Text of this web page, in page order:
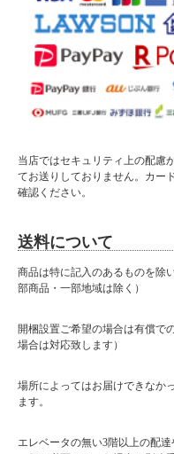
離島、山間部など一部地域におい
を説明した後キャンセルとさせて
■回収日について
回収日については回収業者の予約
収日指定があるお客様は、お時間
たします。
収時間においては18時までのお引
お引渡しできる。日程をご指定く
合がございます。
回収希望日をご指定される方は、
当店ではセキュリティ上の配慮
てお送りしておりません。カー
確認ください。
送料について
商品は特に記入のあるものを除
部商品・一部地域は除く）
開梱設置ご希望の場合は有償で
場合は対応致します）
場所によってはお届けできなか
ます。
エレベータの無い3階以上の配